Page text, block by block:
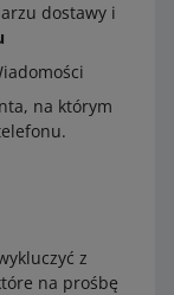
dostawy i
na którym
z
na prośbę